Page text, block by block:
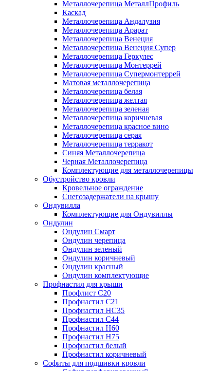
Металлочерепица МеталлПрофиль
Каскад
Металлочерепица Андалузия
Металлочерепица Арарат
Металлочерепица Венеция
Металлочерепица Венеция Супер
Металлочерепица Геркулес
Металлочерепица Монтеррей
Металлочерепица Супермонтеррей
Матовая металлочерепица
Металлочерепица белая
Металлочерепица желтая
Металлочерепица зеленая
Металлочерепица коричневая
Металлочерепица красное вино
Металлочерепица серая
Металлочерепица терракот
Синяя Металлочерепица
Черная Металлочерепица
Комплектующие для металлочерепицы
Обустройство кровли
Кровельное ограждение
Снегозадержатели на крышу
Ондувилла
Комплектующие для Ондувиллы
Ондулин
Ондулин Смарт
Ондулин черепица
Ондулин зеленый
Ондулин коричневый
Ондулин красный
Ондулин комплектующие
Профнастил для крыши
Профлист С20
Профнастил С21
Профнастил НС35
Профнастил С44
Профнастил Н60
Профнастил Н75
Профнастил белый
Профнастил коричневый
Софиты для подшивки кровли